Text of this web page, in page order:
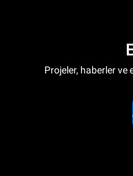
Projeler, haberler ve